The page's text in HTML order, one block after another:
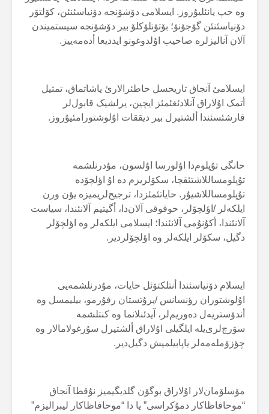
وە حپ یانئلیۇروز. ایسلامی دۆشۆنجە دۆنیاسئنئن، کۆلتۆر
دۆنیاسئنئن گۆجۆنۆ؛ بۆتۆنلۆکلۆ بیر دۆشۆنجە سیستمیندن
آلان آنالیزلرە صاحیب اۇلدوغونو ایددیعا أدەمەییز.
ایسلامئ آنجاق تاریحسل حاطئرالارئ یاشاتماق، تمثیل
أتمک اۇلاراق آنلادئغئمئز ایچین، یرلشیک قابول‌لر
قارشئسئندا ألشتیرل بیر دیققات اۇلوشتورامئیۇروز.
حانگی تۇپلوم‌دا اۇلورسا اۇلسون، مۇدرنلشمە
تۇپلومساللاشتئقچا، سکۆلریزم دە اۇ اؤلچۆدە
تۇپلومساللاشیۇر. حایاتئمئزدا، ترجیح‌لریمیزە یؤن ورن
ایلکەلر /اؤلچۆلر، حوقوقی آلان‌دا، أگیتیم آلانئندا، سیاست
آلانئندا، أکۇنۇمی آلانئندا؛ ایسلامی ایلکەلر وە اؤلچۆلر
دگیل، سکۆلر ایلکەلر وە اؤلچۆلردیر.
ایسلام دۆنیاسئندا أنتلکتۆئل حایات، مۇدرنلشمەیی
اۇلوشتوران رؤنسانس /پرۇتستان رفۇرمو، بیلیمسل وە
أندۆستریەل دەوریم‌لر، آیدئنلانما وە کنتلشمە
سۆرچ‌لری‌یلە ایلگیلی اۇلاراق ألشتیرل سۇرغولامالار وە
چؤزۆملەمەلر یاپابیلمیش دگیل‌دیر.
مۆسلۆمان‌لار اۇلاراق بوگۆن گلدیگیمیز نۇقطا آنجاق
“موحافاظاکار دمۇکراسی” یا دا “موحافاظاکار لیبرالیزم”